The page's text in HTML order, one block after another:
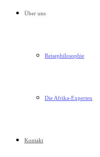
Über uns
Reisephilosophie
Die Afrika-Experten
Kontakt